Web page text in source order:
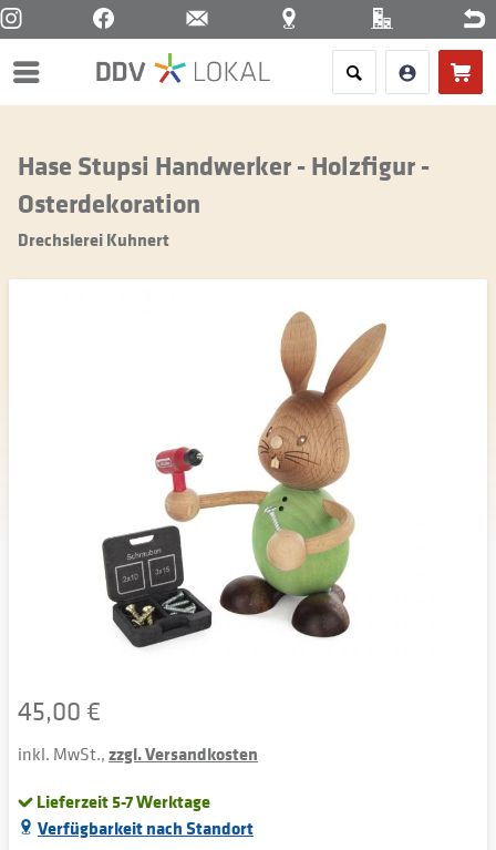
Menü
Hase Stupsi Handwerker - Holzfigur -
Osterdekoration
Drechslerei Kuhnert
45,00 €
inkl. MwSt.,zzgl. Versandkosten
Lieferzeit 5-7 Werktage
Verfügbarkeit nach Standort